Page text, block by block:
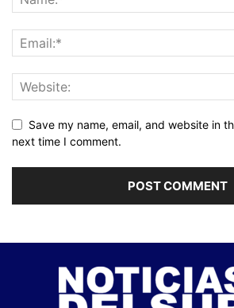
Save my name, email, and website in
next time I comment.